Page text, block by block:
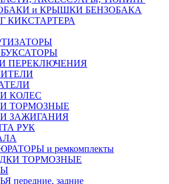
и КРЫШКИ БЕНЗОБАКА
КИКСТАРТЕРА
ПЕРЕКЛЮЧЕНИЯ
КОЛЕС
ТОРМОЗНЫЕ
ЗАЖИГАНИЯ
РУК
и ремкомплекты
ТОРМОЗНЫЕ
передние, задние